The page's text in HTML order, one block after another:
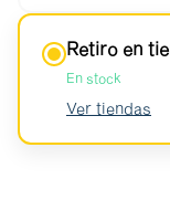
Retiro en
En stock
Ver tiendas